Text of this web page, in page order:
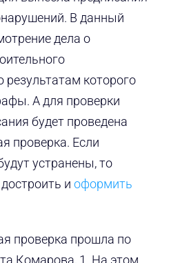
В данный
дела о
результатам которого
А для проверки
будет проведена
проверка. Если
устранены, то
и оформить
проверка прошла по